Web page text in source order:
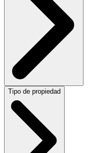
Tipo de propiedad